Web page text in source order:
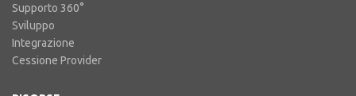
Supporto 360°
Sviluppo
Integrazione
Cessione Provider